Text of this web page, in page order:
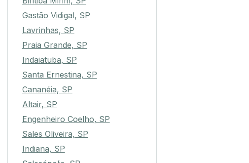
Gastão Vidigal, SP
Lavrinhas, SP
Praia Grande, SP
Indaiatuba, SP
Santa Ernestina, SP
Cananéia, SP
Altair, SP
Engenheiro Coelho, SP
Sales Oliveira, SP
Indiana, SP